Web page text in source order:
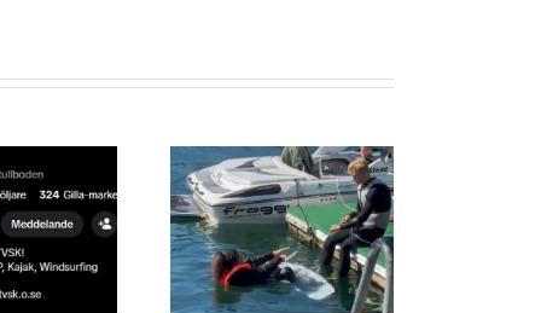
till årsmöte 24
januari 2026